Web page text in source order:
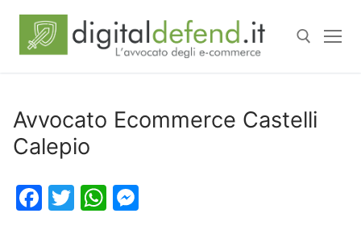
Avvocato Ecommerce Castelli
Calepio
Facebook
TwitterWhatsApp